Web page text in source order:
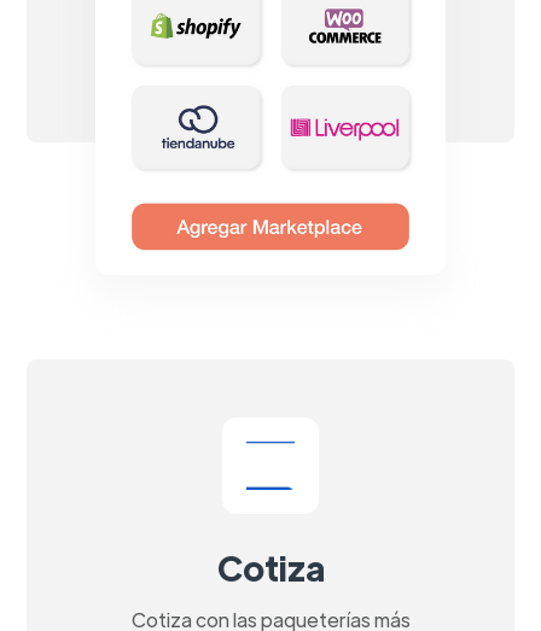
Cotiza
Cotiza con las paqueterías más